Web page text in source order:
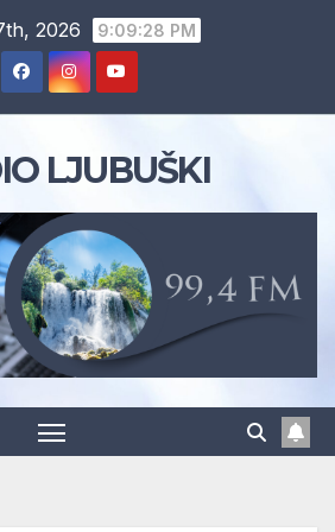
2026 9:09:29 PM
LJUBUŠKI